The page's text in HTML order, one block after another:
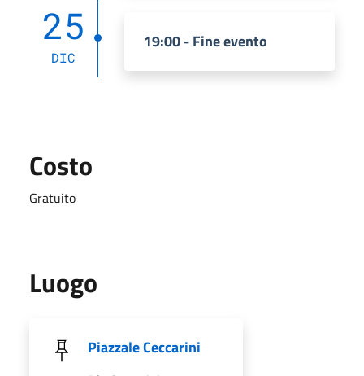
25
DIC
19:00 - Fine evento
Costo
Gratuito
Luogo
Piazzale Ceccarini